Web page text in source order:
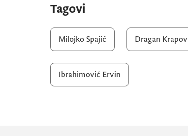
Tagovi
Milojko Spajić Dragan
Ibrahimović Ervin